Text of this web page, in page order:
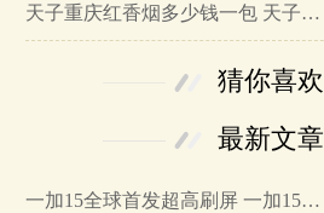
天子重庆红香烟多少钱一包 天子重庆红参数及图片…
猜你喜欢
最新文章
一加15全球首发超高刷屏 一加15参数详细配置…